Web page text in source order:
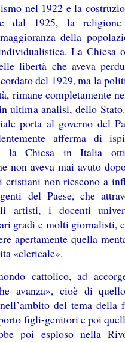
nel 1922 e la
dal 1925, la religione
della
La Chiesa
libertà che aveva
del 1929, ma la
rimane completamente
ultima analisi, dello
porta al governo del
afferma di
la Chiesa in Italia
non aveva mai avuto
non riescono a
del Paese, che
artisti, i docenti
gradi e molti giornalisti,
apertamente quella
«clericale».
cattolico, ad
avanza», cioè di
del tema della
figli-genitori e poi
poi esploso nella